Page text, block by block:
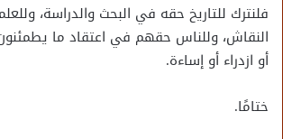
فلنترك للتاريخ حقه في البحث والدراسة،
النقاش، وللناس حقهم في اعتقاد ما يطمئنون
أو ازدراء أو إساءة.
ختامًا.